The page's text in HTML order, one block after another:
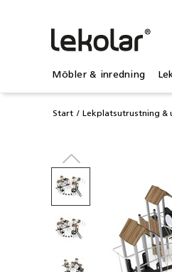
Möbler & inredning
Start Lekplatsutrustning &